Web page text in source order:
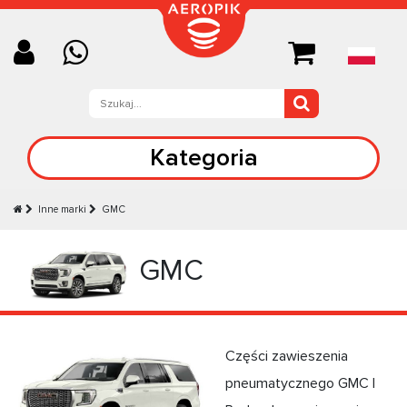
Kategoria
Inne marki GMC
GMC
Części zawieszenia
pneumatycznego GMC |